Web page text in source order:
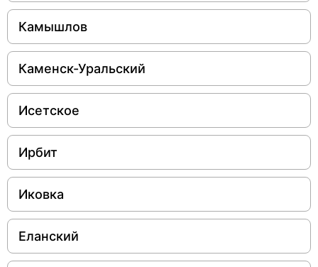
Камышлов
Каменск-Уральский
Исетское
Ирбит
Иковка
Еланский